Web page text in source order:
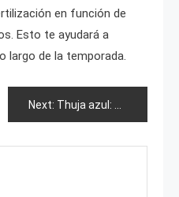
en función de
Esto te ayudará a
largo de la temporada.
Next: Thuja azul: descripción, plantación y cuidados